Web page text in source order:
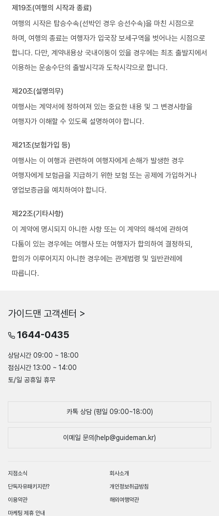
제19조(여행의 시작과 종료)
여행의 시작은 탑승수속(선박인 경우 승선수속)을 마친 시점으로
하며, 여행의 종료는 여행자가 입국장 보세구역을 벗어나는 시점으로
합니다. 다만, 계약내용상 국내이동이 있을 경우에는 최초 출발지에서
이용하는 운송수단의 출발시각과 도착시각으로 합니다.
제20조(설명의무)
여행사는 계약서에 정하여져 있는 중요한 내용 및 그 변경사항을
여행자가 이해할 수 있도록 설명하여야 합니다.
제21조(보험가입 등)
여행사는 이 여행과 관련하여 여행자에게 손해가 발생한 경우
여행자에게 보험금을 지급하기 위한 보험 또는 공제에 가입하거나
영업보증금을 예치하여야 합니다.
제22조(기타사항)
이 계약에 명시되지 아니한 사항 또는 이 계약의 해석에 관하여
다툼이 있는 경우에는 여행사 또는 여행자가 합의하여 결정하되,
합의가 이루어지지 아니한 경우에는 관계법령 및 일반관례에
따릅니다.
가이드맨 고객센터 >
1644-0435
상담시간 09:00 ~ 18:00
점심시간 13:00 ~ 14:00
토/일 공휴일 휴무
카톡 상담 (평일 09:00~18:00)
이메일 문의(help@guideman.kr)
지점소식
회사소개
단독자유패키지란?
개인정보취급방침
이용약관
해외여행약관
마케팅 제휴 안내